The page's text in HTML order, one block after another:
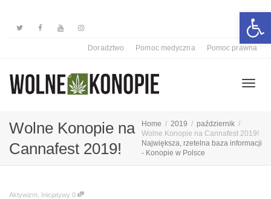
Doradztwo Pomoc medyczna Pomoc prawna
Wolne Konopie na
Cannafest 2019!
Home 2019
październik
Wolne Konopie na Cannafest 2019!
Największa, rzetelna baza informacji
- Konopie w Polsce
Aktywizm Inicjatywy 0